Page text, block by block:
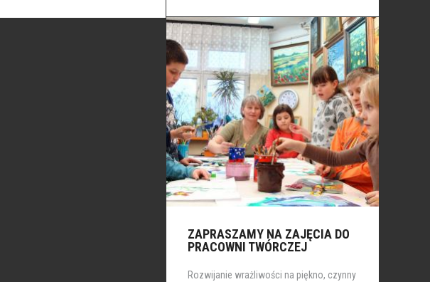
ZAPRASZAMY NA ZAJĘCIA DO
PRACOWNI TWÓRCZEJ
Rozwijanie wrażliwości na piękno, czynny